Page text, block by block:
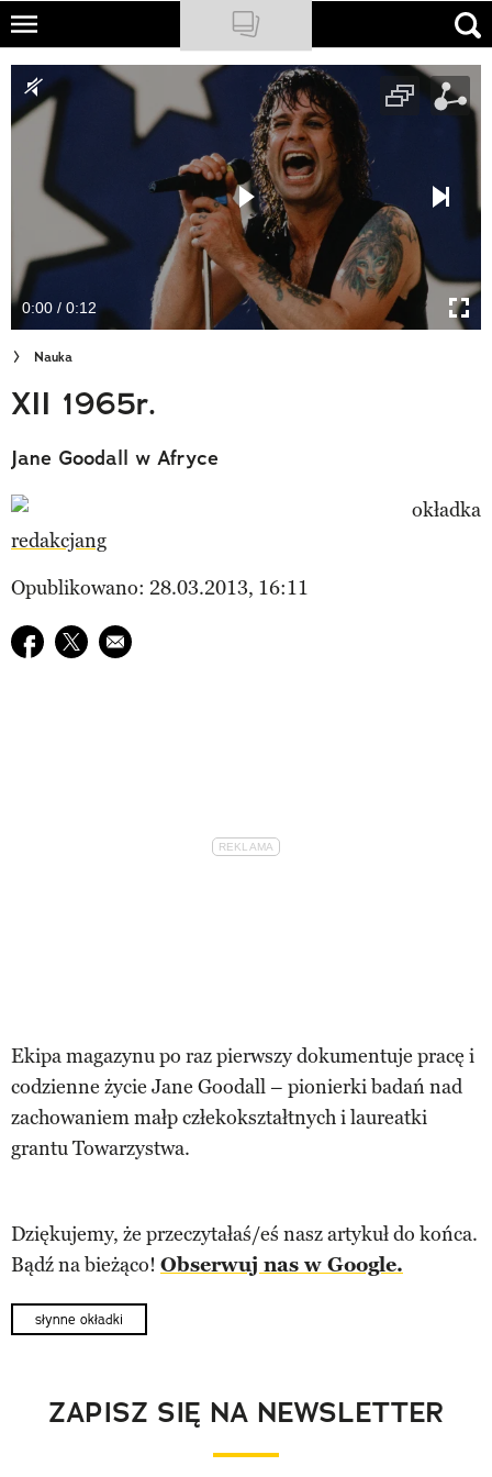
Skip
main
content
NATIONAL GEOGRAPHIC
TRAVELER
PODCASTY
Newsletter
Cuda Polski
Wielki Konkurs Fotograficzny
Trendbook Podróżniczy
Polecane
0:00 / 0:12
Nauka
XII 1965r.
Jane Goodall w Afryce
redakcjang
Opublikowano: 28.03.2013, 16:11
Udostępnij na facebook
Udostępnij na twitter
E-mail do przyjaciela
Ekipa magazynu po raz pierwszy dokumentuje pracę i
codzienne życie Jane Goodall – pionierki badań nad
zachowaniem małp człekokształtnych i laureatki
grantu Towarzystwa.
Dziękujemy, że przeczytałaś/eś nasz artykuł do końca.
Bądź na bieżąco! Obserwuj nas w Google.
słynne okładki
ZAPISZ SIĘ NA NEWSLETTER